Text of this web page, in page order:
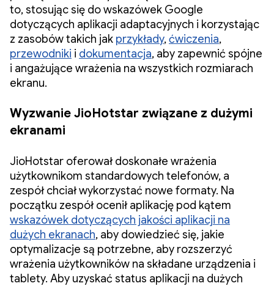
to, stosując się do wskazówek Google
dotyczących aplikacji adaptacyjnych i korzystając
z zasobów takich jak przykłady,ćwiczenia,
przewodniki i dokumentacja, aby zapewnić spójne
i angażujące wrażenia na wszystkich rozmiarach
ekranu.
Wyzwanie JioHotstar związane z dużymi
ekranami
JioHotstar oferował doskonałe wrażenia
użytkownikom standardowych telefonów, a
zespół chciał wykorzystać nowe formaty. Na
początku zespół ocenił aplikację pod kątem
wskazówek dotyczących jakości aplikacji na
dużych ekranach, aby dowiedzieć się, jakie
optymalizacje są potrzebne, aby rozszerzyć
wrażenia użytkowników na składane urządzenia i
tablety. Aby uzyskać status aplikacji na dużych